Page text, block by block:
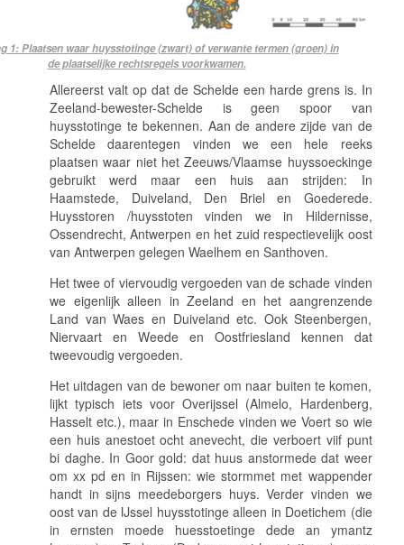
1: Plaatsen waar huysstotinge (zwart) of verwante termen (groen) in
de plaatselijke rechtsregels voorkwamen.
Allereerst valt op dat de Schelde een harde grens is. In
Zeeland-bewester-Schelde is geen spoor van
huysstotinge te bekennen. Aan de andere zijde van de
Schelde daarentegen vinden we een hele reeks
plaatsen waar niet het Zeeuws/Vlaamse huyssoeckinge
gebruikt werd maar een huis aan strijden: In
Haamstede, Duiveland, Den Briel en Goederede.
Huysstoren /huysstoten vinden we in Hildernisse,
Ossendrecht, Antwerpen en het zuid respectievelijk oost
van Antwerpen gelegen Waelhem en Santhoven.
Het twee of viervoudig vergoeden van de schade vinden
we eigenlijk alleen in Zeeland en het aangrenzende
Land van Waes en Duiveland etc. Ook Steenbergen,
Niervaart en Weede en Oostfriesland kennen dat
tweevoudig vergoeden.
Het uitdagen van de bewoner om naar buiten te komen,
lijkt typisch iets voor Overijssel (Almelo, Hardenberg,
Hasselt etc.), maar in Enschede vinden weVoert so wie
een huis anestoet ocht anevecht, die verboert viif punt
bi daghe. In Goor gold: dat huus anstormede dat weer
om xx pd en in Rijssen:wie stormmet met wappender
handt in sijns meedeborgers huys. Verder vinden we
oost van de IJssel huysstotingealleen in Doetichem (die
in ernsten moede huesstoetinge dede an ymantz